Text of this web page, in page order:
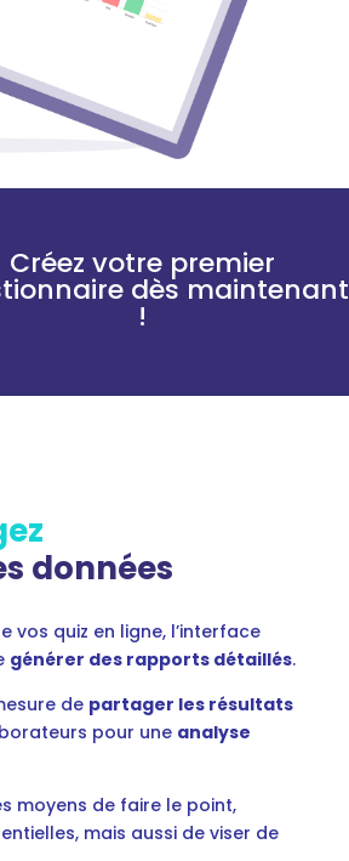
Créez votre premier
dès maintenant
!
données
vos quiz en ligne, l’interface
générer des rapports détaillés.
de partager les résultats
pour une analyse
moyens de faire le point,
mais aussi de viser de